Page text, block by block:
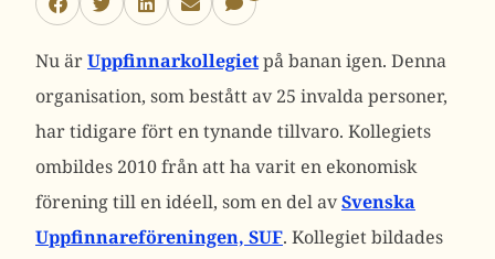
Nu ärUppfinnarkollegietpå banan igen. Denna
organisation, som bestått av 25 invalda personer,
har tidigare fört en tynande tillvaro. Kollegiets
ombildes 2010 från att ha varit en ekonomisk
förening till en idéell, som en del avSvenska
Uppfinnareföreningen, SUF. Kollegiet bildades